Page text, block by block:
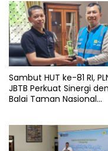
Sambut HUT ke-81 RI,
JBTB Perkuat Sinergi
Balai Taman Nasional
kV Paiton–
Watudodol/Kalipuro